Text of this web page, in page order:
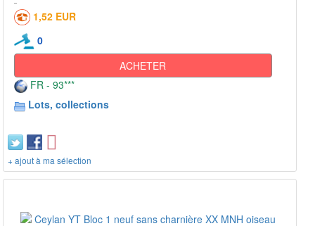
1,52 EUR
0
ACHETER
FR - 93***
Lots, collections
+ ajout à ma sélection